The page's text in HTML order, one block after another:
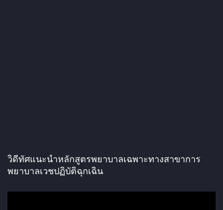
วิดีทัศแนะนำหลักสูตรพยาบาลเฉพาะทางสาขาการ
พยาบาลเวชปฏิบัติฉุกเฉิน